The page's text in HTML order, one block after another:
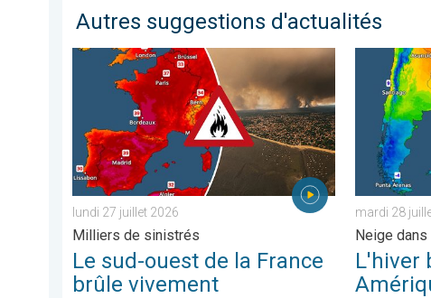
Autres suggestions d'actualités
Le sud-ouest de la France brûle vivement. Milliers de
lundi 27 juillet 2026
Milliers de sinistrés
Le sud-ouest de la France
brûle vivement
L'hiver bat
mardi 28
Neige
L'hiver